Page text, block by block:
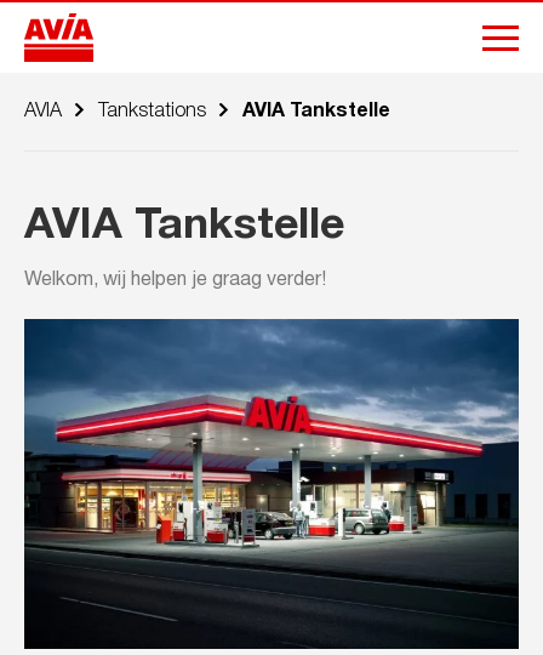
AVIA Tankstations AVIA Tankstelle
AVIA Tankstelle
Welkom, wij helpen je graag verder!